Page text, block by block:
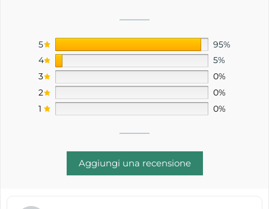
5
95%
4
5%
3
0%
2
0%
1
0%
Aggiungi una recensione